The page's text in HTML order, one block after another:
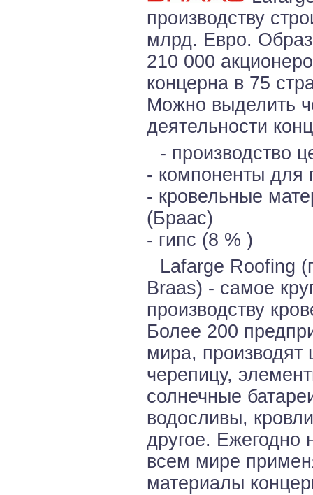
производству
млрд. Евро.
210 000
концерна в 75
Можно выделить
деятельности
- производство
- компоненты для
- кровельные
(Браас)
- гипс (8 % )
Lafarge Roofing
Braas) - самое
производству
Более 200
мира, производят
черепицу,
солнечные
водосливы,
другое. Ежегодно
всем мире
материалы